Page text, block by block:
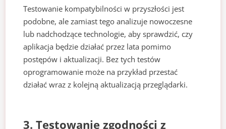
Testowanie kompatybilności w przyszłości jest
podobne, ale zamiast tego analizuje nowoczesne
lub nadchodzące technologie, aby sprawdzić, czy
aplikacja będzie działać przez lata pomimo
postępów i aktualizacji. Bez tych testów
oprogramowanie może na przykład przestać
działać wraz z kolejną aktualizacją przeglądarki.
3. Testowanie zgodności z